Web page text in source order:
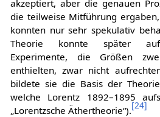
akzeptiert, aber die genauen
die teilweise Mitführung
konnten nur sehr spekulativ
Theorie konnte später
Experimente, die Größen
enthielten, zwar nicht
bildete sie die Basis der
welche Lorentz 1892–1895
„Lorentzsche Äthertheorie“).[24]